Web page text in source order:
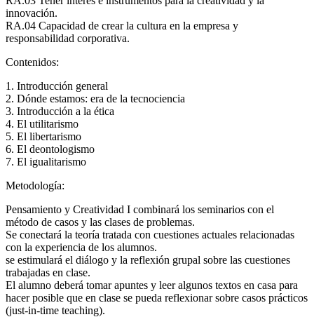
innovación.
RA.04 Capacidad de crear la cultura en la empresa y
responsabilidad corporativa.
Contenidos:
1. Introducción general
2. Dónde estamos: era de la tecnociencia
3. Introducción a la ética
4. El utilitarismo
5. El libertarismo
6. El deontologismo
7. El igualitarismo
Metodología:
Pensamiento y Creatividad I combinará los seminarios con el
método de casos y las clases de problemas.
Se conectará la teoría tratada con cuestiones actuales relacionadas
con la experiencia de los alumnos.
se estimulará el diálogo y la reflexión grupal sobre las cuestiones
trabajadas en clase.
El alumno deberá tomar apuntes y leer algunos textos en casa para
hacer posible que en clase se pueda reflexionar sobre casos prácticos
(just-in-time teaching).